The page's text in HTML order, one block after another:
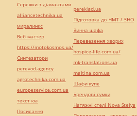
Сережки з діамантами
alliancetechnika.ua
миралинкс
Веб мастер
https://motokosmos.ua/
Синтезатори
perevod.agency
agrotechnika.com.ua
europeservice.com.ua
текст юа
Посилання
pereklad.ua
Підготовка до НМТ / ЗНО
Винна шафа
Перевезення хворих
hospice-life.com.ua/
mk-translations.ua
maltina.com.ua
Шафи купе
Брендові сумки
Натяжні стелі Nova Stelya